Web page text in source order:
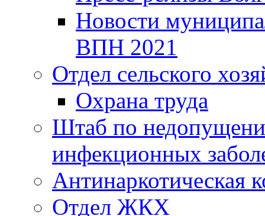
Новости
ВПН 2021
Отдел сельского
Охрана труда
Штаб по
инфекционных
Антинаркотическая
Отдел ЖКХ